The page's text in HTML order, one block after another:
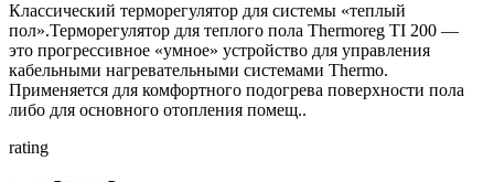
Классический терморегулятор для системы «теплый
пол».Терморегулятор для теплого пола Thermoreg TI 200 —
это прогрессивное «умное» устройство для управления
кабельными нагревательными системами Thermo.
Применяется для комфортного подогрева поверхности пола
либо для основного отопления помещ..
rating